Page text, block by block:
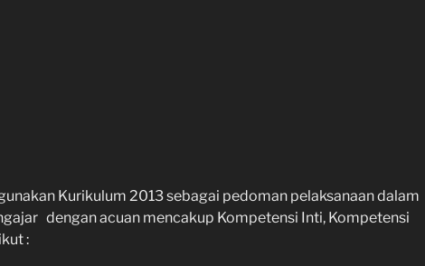
Kurikulum 2013 sebagai pedoman pelaksanaan dalam
dengan acuan mencakup Kompetensi Inti, Kompetensi
: